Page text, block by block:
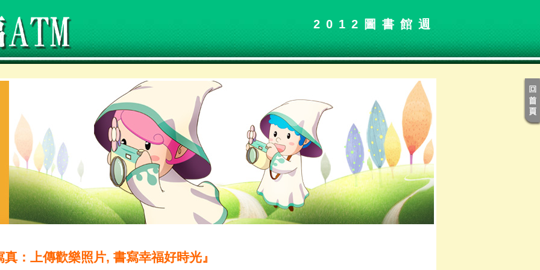
真：上傳歡樂照片, 書寫幸福好時光』